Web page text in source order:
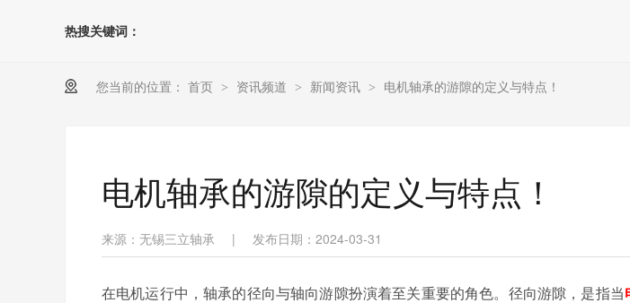
热搜关键词：
您当前的位置： 首页 > 资讯频道 > 新闻资讯 > 电机轴承的游隙的定义与特点！
电机轴承的游隙的定义与特点！
来源：无锡三立轴承 | 发布日期：2024-03-31
在电机运行中，轴承的径向与轴向游隙扮演着至关重要的角色。径向游隙，是指当